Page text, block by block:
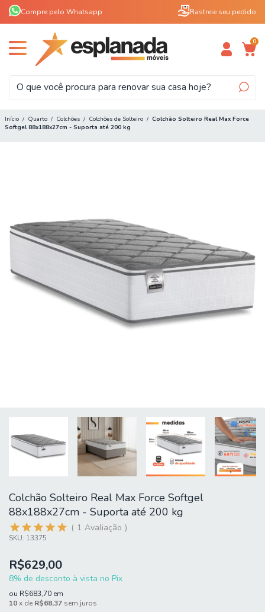
Compre pelo Whatsapp Rastreie seu pedido
0
Início / Quarto / Colchões / Colchões de Solteiro / Colchão Solteiro Real Max Force
Softgel 88x188x27cm - Suporta até 200 kg
Colchão Solteiro Real Max Force Softgel
88x188x27cm - Suporta até 200 kg
1 Avaliação
SKU: 13375
R$629,00
8% de desconto à vista no Pix
ou R$683,70 em
10x de R$68,37 sem juros